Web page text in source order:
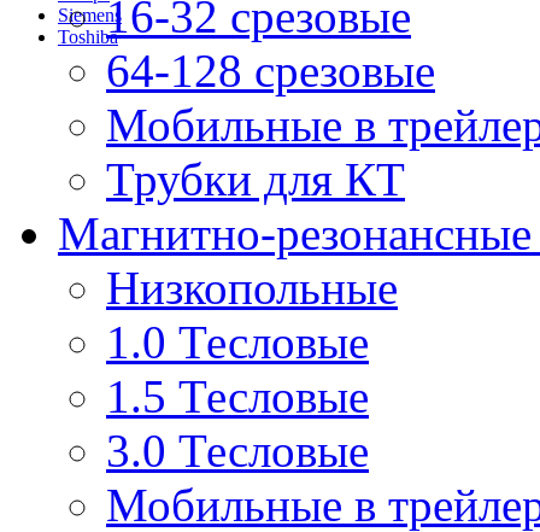
Siemens
Toshiba16-32 срезовые
64-128 срезовые
Мобильные в
Трубки для КТ
Магнитно-
Низкопольные
1.0 Тесловые
1.5 Тесловые
3.0 Тесловые
Мобильные в